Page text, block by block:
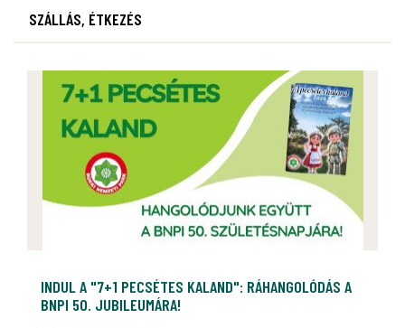
SZÁLLÁS, ÉTKEZÉS
INDUL A "7+1 PECSÉTES KALAND": RÁHANGOLÓDÁS A
BNPI 50. JUBILEUMÁRA!